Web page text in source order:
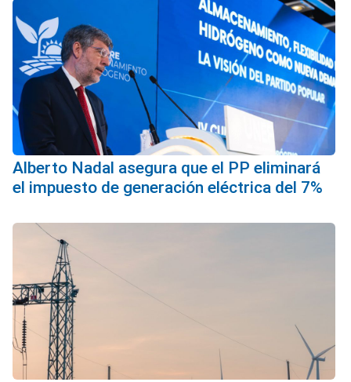
Alberto Nadal asegura que el PP eliminará
el impuesto de generación eléctrica del 7%